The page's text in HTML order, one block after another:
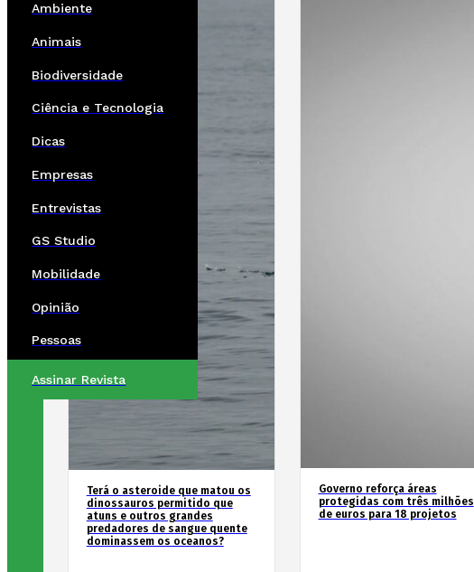
Ambiente
Animais
Biodiversidade
Ciência e Tecnologia
Dicas
Empresas
Entrevistas
GS Studio
Mobilidade
Opinião
Pessoas
Assinar Revista
Terá o asteroide que matou os
dinossauros permitido que
atuns e outros grandes
predadores de sangue quente
dominassem os oceanos?
Governo reforça áreas
protegidas com três milhões
de euros para 18 projetos